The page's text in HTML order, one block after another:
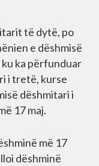
të dytë, po
e dëshmisë
ku ka përfunduar
i tretë, kurse
dëshmitari i
17 maj.
më 17
dëshminë